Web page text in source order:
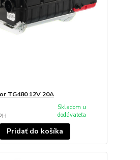
TG480 12V 20A
Skladom u
dodávateľa
Pridať do košíka